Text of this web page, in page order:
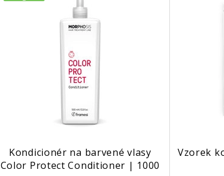
Kondicionér na barvené vlasy
Color Protect Conditioner | 1000
Vzorek